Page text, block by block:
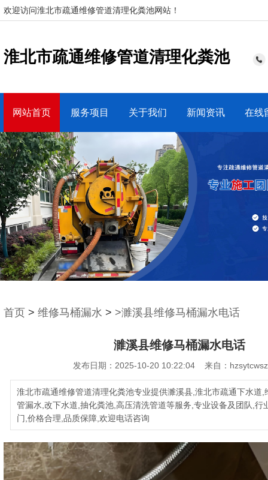
欢迎访问淮北市疏通维修管道清理化粪池网站！
淮北市疏通维修管道清理化粪池
网站首页 服务项目 关于我们 新闻资讯 在线
首页 > 维修马桶漏水 > >濉溪县维修马桶漏水电话
濉溪县维修马桶漏水电话
发布日期：2025-10-20 10:22:04 来自：
淮北市疏通维修管道清理化粪池专业提供濉溪县,淮北市疏通下水道,
管漏水,改下水道,抽化粪池,高压清洗管道等服务,专业设备及团队,行
门,价格合理,品质保障,欢迎电话咨询